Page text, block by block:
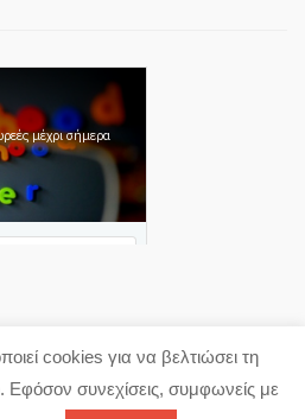
2023 karkinaki.gr
cookies για να βελτιώσει τη
Εφόσον συνεχίσεις, συμφωνείς με